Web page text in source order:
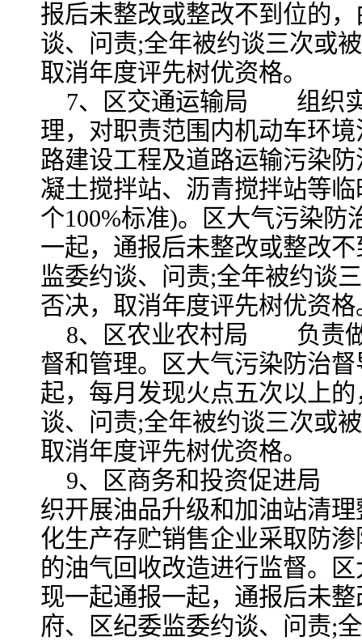
报后未整改或整改不到位的
谈、问责;全年被约谈三次或
取消年度评先树优资格。
7、区交通运输局 组织实
理，对职责范围内机动车环
路建设工程及道路运输污染
凝土搅拌站、沥青搅拌站等
个100%标准)。区大气污染
一起，通报后未整改或整改
监委约谈、问责;全年被约谈
否决，取消年度评先树优资格
8、区农业农村局 负责做
督和管理。区大气污染防治
起，每月发现火点五次以上
谈、问责;全年被约谈三次或
取消年度评先树优资格。
9、区商务和投资促进局
织开展油品升级和加油站清
化生产存贮销售企业采取防
的油气回收改造进行监督。
现一起通报一起，通报后未
府、区纪委监委约谈、问责;